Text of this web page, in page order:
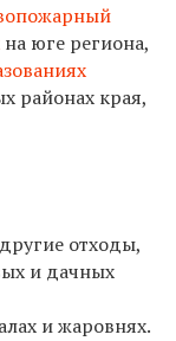
на юге региона,
районах края,
отходы,
и дачных
и жаровнях.